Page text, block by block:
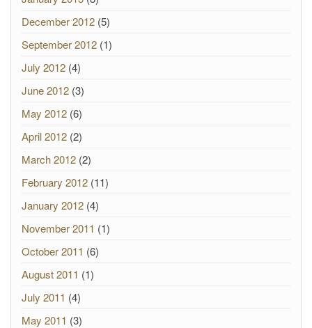
December 2012 (5)
September 2012 (1)
July 2012 (4)
June 2012 (3)
May 2012 (6)
April 2012 (2)
March 2012 (2)
February 2012 (11)
January 2012 (4)
November 2011 (1)
October 2011 (6)
August 2011 (1)
July 2011 (4)
May 2011 (3)